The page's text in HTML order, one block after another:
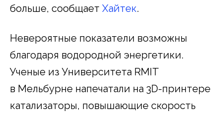
больше, сообщает Хайтек.
Невероятные показатели возможны
благодаря водородной энергетики.
Ученые из Университета RMIT
в Мельбурне напечатали на 3D-принтере
катализаторы, повышающие скорость